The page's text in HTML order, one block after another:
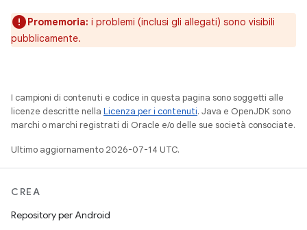
Promemoria: i problemi (inclusi gli allegati) sono visibili
pubblicamente.
I campioni di contenuti e codice in questa pagina sono soggetti alle
licenze descritte nella Licenza per i contenuti. Java e OpenJDK sono
marchi o marchi registrati di Oracle e/o delle sue società consociate.
Ultimo aggiornamento 2026-07-14 UTC.
CREA
Repository per Android